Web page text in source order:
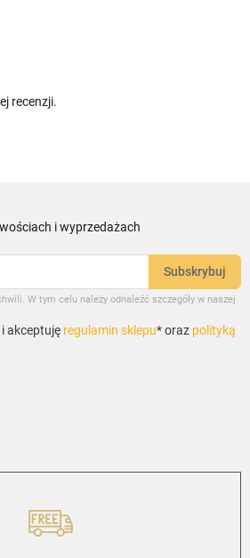
recenzji.
i wyprzedażach
W tym celu należy odnaleźć szczegóły w naszej
akceptuję regulamin sklepu* oraz polityką